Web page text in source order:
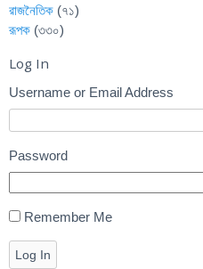
রাজনৈতিক (৭১)
রূপক (৩৩০)
Log In
Username or Email Address
Password
Remember Me
Log In